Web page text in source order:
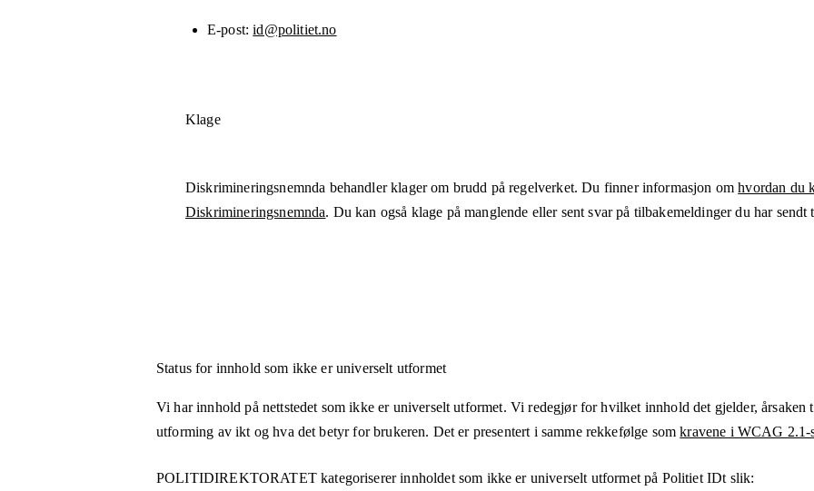
E-post id@politiet.no
Klage
Diskrimineringsnemnda behandler klager om brudd på regelverket. Du finner informasjon omhvordan du
Diskrimineringsnemnda. Du kan også klage på manglende eller sent svar på tilbakemeldinger du har sendt
Status for innhold som ikke er universelt utformet
Vi har innhold på nettstedet som ikke er universelt utformet. Vi redegjør for hvilket innhold det gjelder,
utforming av ikt og hva det betyr for brukeren. Det er presentert i samme rekkefølge somkravene i WCAG 2.1-
POLITIDIREKTORATETkategoriserer innholdet som ikke er universelt utformet på Politiet IDt slik: